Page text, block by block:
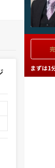
まずは1